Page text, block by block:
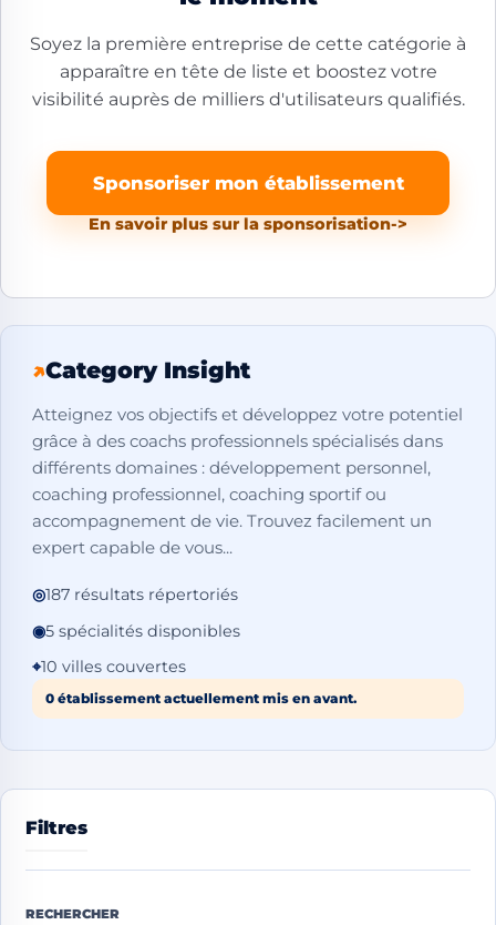
Soyez la première entreprise de cette catégorie à
apparaître en tête de liste et boostez votre
visibilité auprès de milliers d'utilisateurs qualifiés.
Sponsoriser mon établissement
En savoir plus sur la sponsorisation->
↗Category Insight
Atteignez vos objectifs et développez votre potentiel
grâce à des coachs professionnels spécialisés dans
différents domaines : développement personnel,
coaching professionnel, coaching sportif ou
accompagnement de vie. Trouvez facilement un
expert capable de vous...
◎187 résultats répertoriés
◉5 spécialités disponibles
⌖10 villes couvertes
0 établissement actuellement mis en avant.
Filtres
RECHERCHER